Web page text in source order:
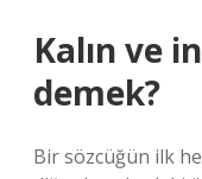
Kalın ve
demek?
Bir sözcüğün ilk